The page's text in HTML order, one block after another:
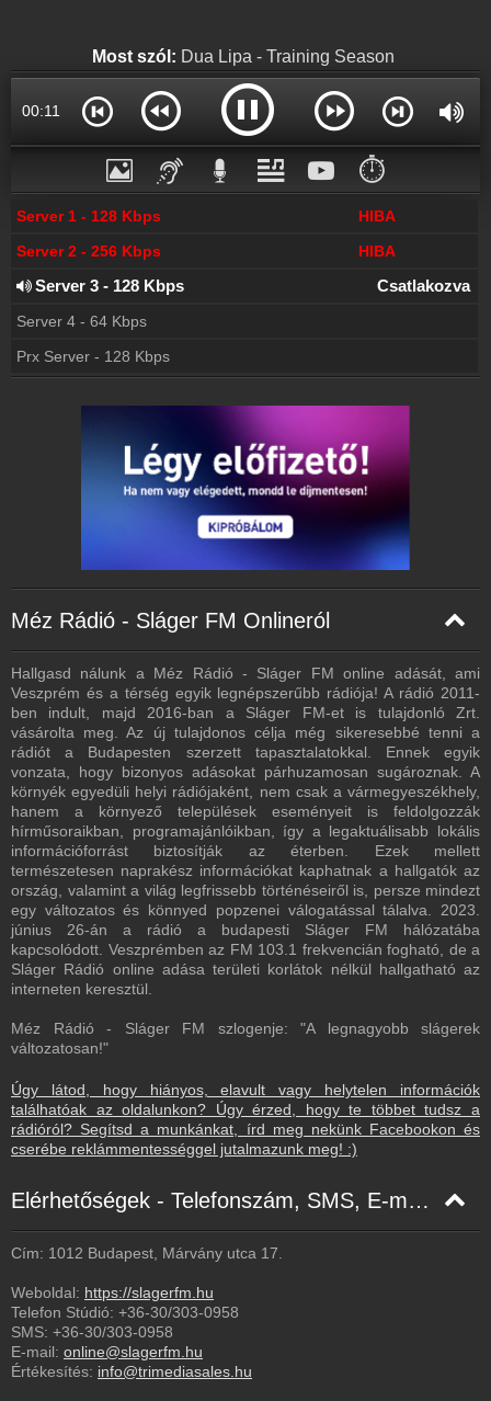
Rádió beágyazás
Ágyazd be weboldaladba
Készítés lépésről lépésre
Most szól: Dua Lipa - Training Season
00:12
⏱️
Server 1 - 128 Kbps
HIBA
Server 2 - 256 Kbps
HIBA
Server 3 - 128 Kbps Csatlakozva
Server 4 - 64 Kbps
Prx Server - 128 Kbps
Méz Rádió - Sláger FM Onlineról
Hallgasd nálunk a Méz Rádió - Sláger FM online adását, ami
Veszprém és a térség egyik legnépszerűbb rádiója! A rádió 2011-
ben indult, majd 2016-ban a Sláger FM-et is tulajdonló Zrt.
vásárolta meg. Az új tulajdonos célja még sikeresebbé tenni a
rádiót a Budapesten szerzett tapasztalatokkal. Ennek egyik
vonzata, hogy bizonyos adásokat párhuzamosan sugároznak. A
környék egyedüli helyi rádiójaként, nem csak a vármegyeszékhely,
hanem a környező települések eseményeit is feldolgozzák
hírműsoraikban, programajánlóikban, így a legaktuálisabb lokális
információforrást biztosítják az éterben. Ezek mellett
természetesen naprakész információkat kaphatnak a hallgatók az
ország, valamint a világ legfrissebb történéseiről is, persze mindezt
egy változatos és könnyed popzenei válogatással tálalva. 2023.
június 26-án a rádió a budapesti Sláger FM hálózatába
kapcsolódott. Veszprémben az FM 103.1 frekvencián fogható, de a
Sláger Rádió online adása területi korlátok nélkül hallgatható az
interneten keresztül.
Méz Rádió - Sláger FM szlogenje: "A legnagyobb slágerek
változatosan!"
Úgy látod, hogy hiányos, elavult vagy helytelen információk
találhatóak az oldalunkon? Úgy érzed, hogy te többet tudsz a
rádióról? Segítsd a munkánkat, írd meg nekünk Facebookon és
cserébe reklámmentességgel jutalmazunk meg! :)
Elérhetőségek - Telefonszám, SMS, E-mail, Facebook
Cím: 1012 Budapest, Márvány utca 17.
Weboldal: https://slagerfm.hu
Telefon Stúdió: +36-30/303-0958
SMS: +36-30/303-0958
E-mail: online@slagerfm.hu
Értékesítés: info@trimediasales.hu